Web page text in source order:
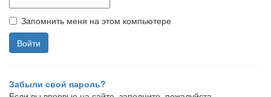
Запомнить меня на этом компьютере
Забыли свой пароль?